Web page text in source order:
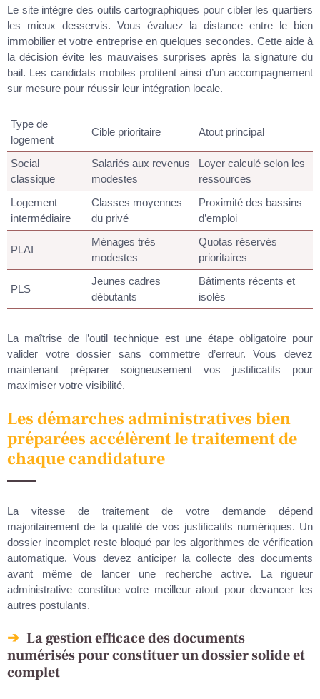
Le site intègre des outils cartographiques pour cibler les quartiers
les mieux desservis. Vous évaluez la distance entre le bien
immobilier et votre entreprise en quelques secondes. Cette aide à
la décision évite les mauvaises surprises après la signature du
bail. Les candidats mobiles profitent ainsi d’un accompagnement
sur mesure pour réussir leur intégration locale.
Type de
logement
Cible prioritaire Atout principal
Social
classique
Salariés aux revenus
modestes
Loyer calculé selon les
ressources
Logement
intermédiaire
Classes moyennes
du privé
Proximité des bassins
d’emploi
PLAI
Ménages très
modestes
Quotas réservés
prioritaires
PLS
Jeunes cadres
débutants
Bâtiments récents et
isolés
La maîtrise de l’outil technique est une étape obligatoire pour
valider votre dossier sans commettre d’erreur. Vous devez
maintenant préparer soigneusement vos justificatifs pour
maximiser votre visibilité.
Les démarches administratives bien
préparées accélèrent le traitement de
chaque candidature
La vitesse de traitement de votre demande dépend
majoritairement de la qualité de vos justificatifs numériques. Un
dossier incomplet reste bloqué par les algorithmes de vérification
automatique. Vous devez anticiper la collecte des documents
avant même de lancer une recherche active. La rigueur
administrative constitue votre meilleur atout pour devancer les
autres postulants.
La gestion efficace des documents
numérisés pour constituer un dossier solide et
complet